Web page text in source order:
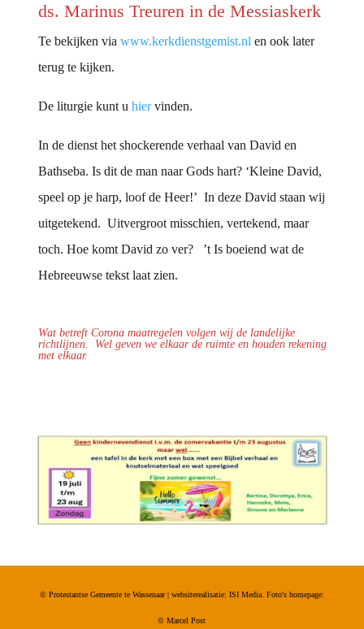
ds. Marinus Treuren in de Messiaskerk
Te bekijken via www.kerkdienstgemist.nl en ook later
terug te kijken.
De liturgie kunt u hiervinden.
In de dienst het shockerende verhaal van David en
Bathseba. Is dit de man naar Gods hart? ‘Kleine David,
speel op je harp, loof de Heer!’ In deze David staan wij
uitgetekend. Uitvergroot misschien, vertekend, maar
toch. Hoe komt David zo ver? ’t Is boeiend wat de
Hebreeuwse tekst laat zien.
Wat betreft Corona maatregelen volgen wij de landelijke
richtlijnen. Wel geven we elkaar de ruimte en houden rekening
met elkaar.
© Protestantse Gemeente te Wassenaar | websiterealisatie: ISI Media. Foto's homepage:
©Marcel Post